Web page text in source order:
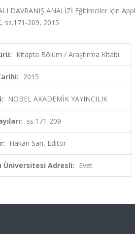
DAVRANIŞ ANALİZİ Eğitimciler için
ss.171-209, 2015
Kitapta Bölüm / Araştırma Kitabı
2015
NOBEL AKADEMİK YAYINCILIK
ss.171-209
Hakan Sarı, Editör
Üniversitesi Adresli: Evet